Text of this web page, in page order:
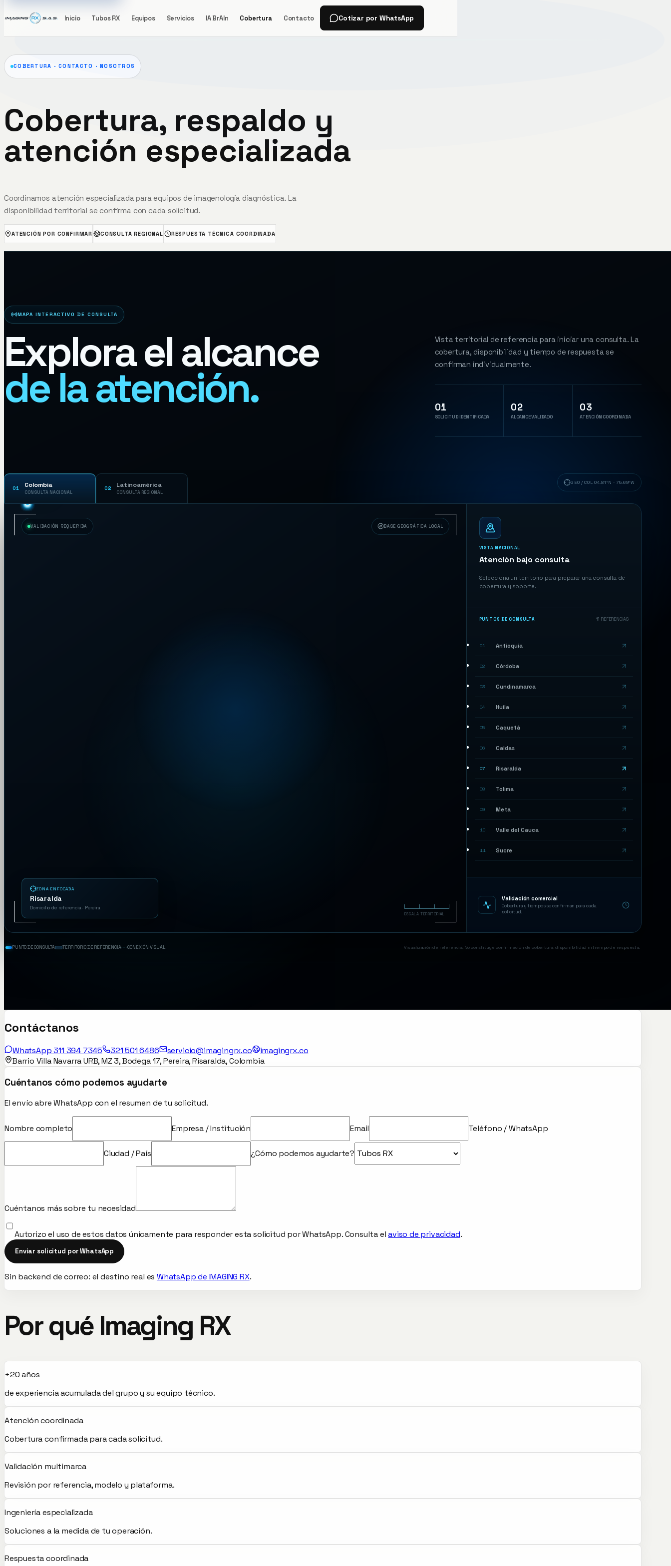
Inicio Tubos RX Equipos Servicios IA BrAIn Cobertura Contacto Cotizar por WhatsApp
COBERTURA · CONTACTO · NOSOTROS
Cobertura, respaldo y
atención especializada
Coordinamos atención especializada para equipos de imagenología diagnóstica. La
disponibilidad territorial se confirma con cada solicitud.
ATENCIÓN POR CONFIRMAR CONSULTA REGIONAL RESPUESTA TÉCNICA COORDINADA
MAPA INTERACTIVO DE CONSULTA
Explora el alcance
de la atención.
Vista territorial de referencia para iniciar una consulta. La
cobertura, disponibilidad y tiempo de respuesta se
confirman individualmente.
01
SOLICITUD IDENTIFICADA
02
ALCANCE VALIDADO
03
ATENCIÓN COORDINADA
01 Colombia
CONSULTA NACIONAL
02 Latinoamérica
CONSULTA REGIONAL
GEO /COL 04.81°N · 75.69°W
VALIDACIÓN REQUERIDA BASE GEOGRÁFICA LOCAL
Risaralda
ZONA ENFOCADA
Risaralda
Domicilio de referencia · Pereira
ESCALA TERRITORIAL
VISTA NACIONAL
Atención bajo consulta
Selecciona un territorio para preparar una consulta de
cobertura y soporte.
PUNTOS DE CONSULTA 11 REFERENCIAS
01 Antioquia
02 Córdoba
03 Cundinamarca
04 Huila
05 Caquetá
06 Caldas
07 Risaralda
08 Tolima
09 Meta
10 Valle del Cauca
11 Sucre
Validación comercial
Cobertura y tiempos se confirman para cada
solicitud.
PUNTO DE CONSULTA TERRITORIO DE REFERENCIA CONEXIÓN VISUAL Visualización de referencia. No constituye confirmación de cobertura, disponibilidad ni tiempo de respuesta.
Contáctanos
WhatsApp 311 394 7345 321 501 6486 servicio@imagingrx.co
imagingrx.co
Barrio Villa Navarra URB, MZ 3, Bodega 17, Pereira, Risaralda, Colombia
Cuéntanos cómo podemos ayudarte
El envío abre WhatsApp con el resumen de tu solicitud.
Nombre completo Empresa / Institución Email Teléfono / WhatsApp
Ciudad / País ¿Cómo podemos ayudarte?
Cuéntanos más sobre tu necesidad
Autorizo el uso de estos datos únicamente para responder esta solicitud por WhatsApp. Consulta el aviso de privacidad.
Enviar solicitud por WhatsApp
Sin backend de correo: el destino real es WhatsApp de IMAGING RX.
Por qué Imaging RX
+20 años
de experiencia acumulada del grupo y su equipo técnico.
Atención coordinada
Cobertura confirmada para cada solicitud.
Validación multimarca
Revisión por referencia, modelo y plataforma.
Ingeniería especializada
Soluciones a la medida de tu operación.
Respuesta coordinada